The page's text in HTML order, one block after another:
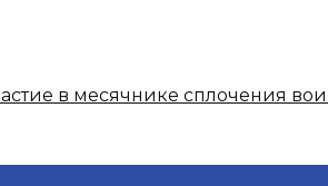
в месячнике сплочения